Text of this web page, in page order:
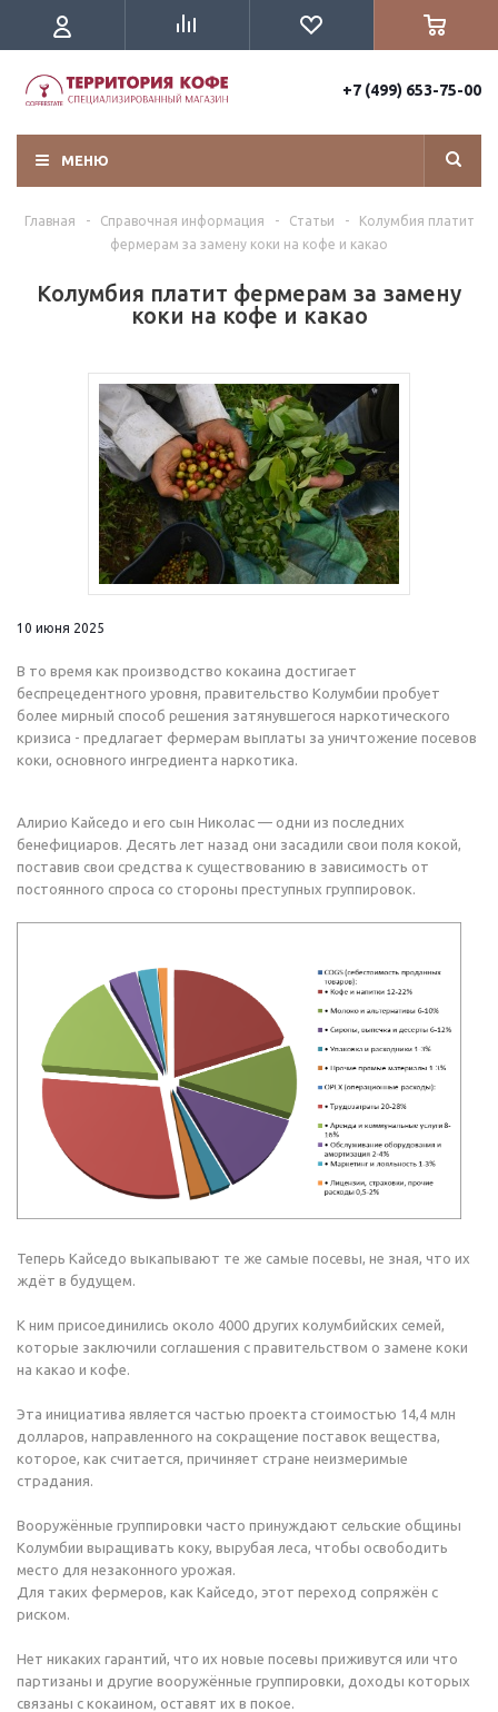
+7 (499) 653-75-00
МЕНЮ
Главная - Справочная информация - Статьи -
Колумбия платит
фермерам за замену коки на кофе и какао
Колумбия платит фермерам за замену
коки на кофе и какао
10 июня 2025
В то время как производство кокаина достигает
беспрецедентного уровня, правительство Колумбии пробует
более мирный способ решения затянувшегося наркотического
кризиса - предлагает фермерам выплаты за уничтожение посевов
коки, основного ингредиента наркотика.
Алирио Кайседо и его сын Николас — одни из последних
бенефициаров. Десять лет назад они засадили свои поля кокой,
поставив свои средства к существованию в зависимость от
постоянного спроса со стороны преступных группировок.
Теперь Кайседо выкапывают те же самые посевы, не зная, что их
ждёт в будущем.
К ним присоединились около 4000 других колумбийских семей,
которые заключили соглашения с правительством о замене коки
на какао и кофе.
Эта инициатива является частью проекта стоимостью 14,4 млн
долларов, направленного на сокращение поставок вещества,
которое, как считается, причиняет стране неизмеримые
страдания.
Вооружённые группировки часто принуждают сельские общины
Колумбии выращивать коку, вырубая леса, чтобы освободить
место для незаконного урожая.
Для таких фермеров, как Кайседо, этот переход сопряжён с
риском.
Нет никаких гарантий, что их новые посевы приживутся или что
партизаны и другие вооружённые группировки, доходы которых
связаны с кокаином, оставят их в покое.